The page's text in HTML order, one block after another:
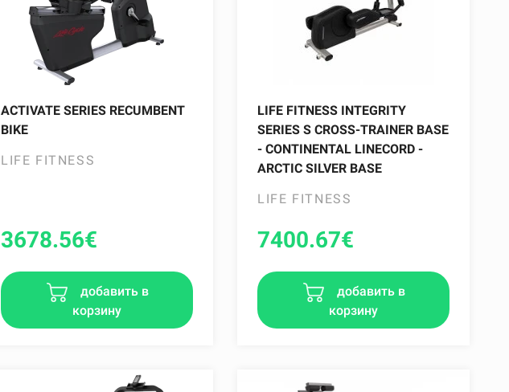
ACTIVATE SERIES RECUMBENT
BIKE
LIFE FITNESS
3678.56€
добавить в
корзину
LIFE FITNESS INTEGRITY
SERIES S CROSS-TRAINER BASE
- CONTINENTAL LINECORD -
ARCTIC SILVER BASE
LIFE FITNESS
7400.67€
добавить в
корзину